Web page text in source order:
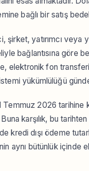
bağlı bir satış
şirket, yatırımcı veya
bağlantısına göre
elektronik fon
yükümlülüğü
Temmuz 2026 tarihine
Buna karşılık, bu
kredi dışı ödeme
aynı bütünlük içinde